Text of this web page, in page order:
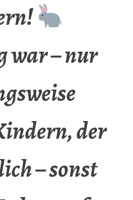
war – nur
der
– sonst